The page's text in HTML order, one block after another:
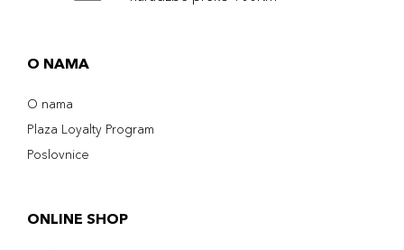
O NAMA
O nama
Plaza Loyalty Program
Poslovnice
ONLINE SHOP